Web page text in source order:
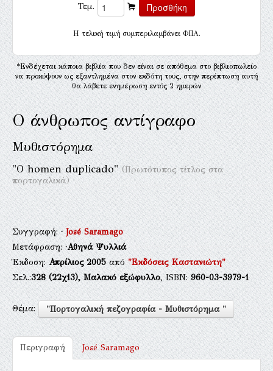
Τεμ.
H τελική τιμή συμπεριλαμβάνει ΦΠΑ.
*Ενδέχεται κάποια βιβλία που δεν είναι σε απόθεμα στο βιβλιοπωλείο
να προκύψουν ως εξαντλημένα στον εκδότη τους, στην περίπτωση αυτή
θα λάβετε ενημέρωση εντός 2 ημερών
Ο άνθρωπος αντίγραφο
Μυθιστόρημα
"O homen duplicado"(Πρωτότυπος τίτλος στα
πορτογαλικά)
Συγγραφή:·José Saramago
Μετάφραση:·Αθηνά Ψυλλιά
Έκδοση:Απρίλιος 2005από"Εκδόσεις Καστανιώτη"
Σελ.:328(22χ13), Μαλακό εξώφυλλο, ISBN:960-03-3979-1
Θέμα: "Πορτογαλική πεζογραφία - Μυθιστόρημα "
Περιγραφή José Saramago